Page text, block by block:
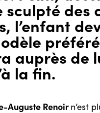
sculpté des
l’enfant
auprès de
la fin.
Auguste Renoirn’est